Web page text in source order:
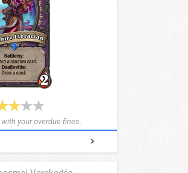
your overdue fines.